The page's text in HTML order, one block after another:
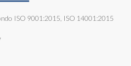
ISO 9001:2015, ISO 14001:2015